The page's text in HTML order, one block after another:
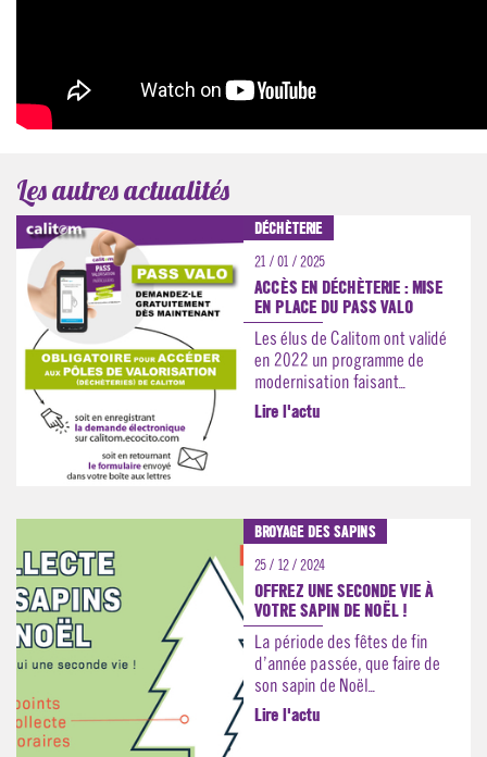
Les autres actualités
DÉCHÈTERIE
21 / 01 / 2025
ACCÈS EN DÉCHÈTERIE : MISE
EN PLACE DU PASS VALO
Les élus de Calitom ont validé
en 2022 un programme de
modernisation faisant...
Lire l'actu
BROYAGE DES SAPINS
25 / 12 / 2024
OFFREZ UNE SECONDE VIE À
VOTRE SAPIN DE NOËL !
La période des fêtes de fin
d’année passée, que faire de
son sapin de Noël...
Lire l'actu